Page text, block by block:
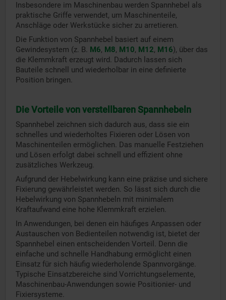
Insbesondere im Maschinenbau werden Spannhebel als
praktische Griffe verwendet, um Maschinenteile,
Anschläge oder Werkstücke sicher zu arretieren.
Die Funktion von Spannhebel basiert auf einem
Gewindesystem (z. B. M6, M8, M10, M12, M16), über das
die Klemmkraft erzeugt wird. Dadurch lassen sich
Bauteile schnell und wiederholbar in eine definierte
Position bringen.
Die Vorteile von verstellbaren Spannhebeln
Spannhebel zeichnen sich dadurch aus, dass sie ein
schnelles und wiederholtes Fixieren oder Lösen von
Maschinenteilen ermöglichen. Das manuelle Festziehen
und Lösen erfolgt dabei schnell und effizient ohne
zusätzliches Werkzeug.
Aufgrund der Hebelwirkung kann eine präzise und sichere
Fixierung gewährleistet werden. So lässt sich durch die
Hebelwirkung von Spannhebeln mit minimalem
Kraftaufwand eine hohe Klemmkraft erzielen.
In Anwendungen, bei denen ein häufiges Anpassen oder
Austauschen von Bedienteilen notwendig ist, bietet der
Spannhebel einen entscheidenden Vorteil. Denn die
einfache und schnelle Handhabung ermöglicht einen
Einsatz für sich häufig wiederholende Spannvorgänge.
Typische Einsatzbereiche sind Vorrichtungselemente,
Maschinenbau-Anwendungen sowie Positionier- und
Fixiersysteme.